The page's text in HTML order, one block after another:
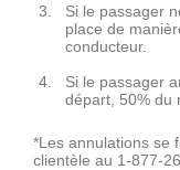
Si le passager
place de
conducteur.
Si le passager
départ, 50% du
*Les annulations se
clientèle au 1-877-